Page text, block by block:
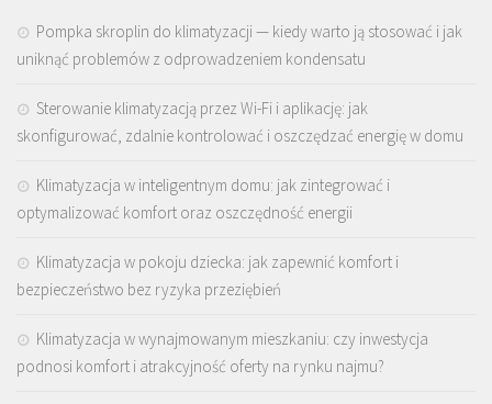
Pompka skroplin do klimatyzacji — kiedy warto ją stosować i jak
uniknąć problemów z odprowadzeniem kondensatu
Sterowanie klimatyzacją przez Wi-Fi i aplikację: jak
skonfigurować, zdalnie kontrolować i oszczędzać energię w domu
Klimatyzacja w inteligentnym domu: jak zintegrować i
optymalizować komfort oraz oszczędność energii
Klimatyzacja w pokoju dziecka: jak zapewnić komfort i
bezpieczeństwo bez ryzyka przeziębień
Klimatyzacja w wynajmowanym mieszkaniu: czy inwestycja
podnosi komfort i atrakcyjność oferty na rynku najmu?